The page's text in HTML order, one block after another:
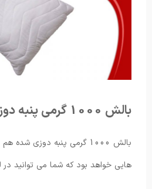
بالش 1000 گرمی پنبه دوزی
بالش 1000 گرمی پنبه دوزی
هایی خواهد بود که شما می توانید